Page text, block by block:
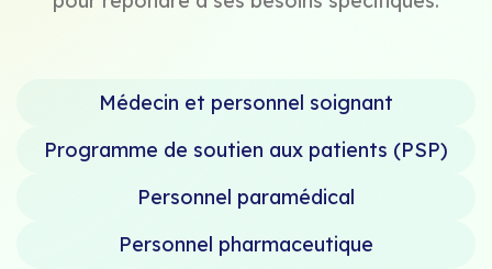
Médecin et personnel soignant
Programme de soutien aux patients (PSP)
Personnel paramédical
Personnel pharmaceutique